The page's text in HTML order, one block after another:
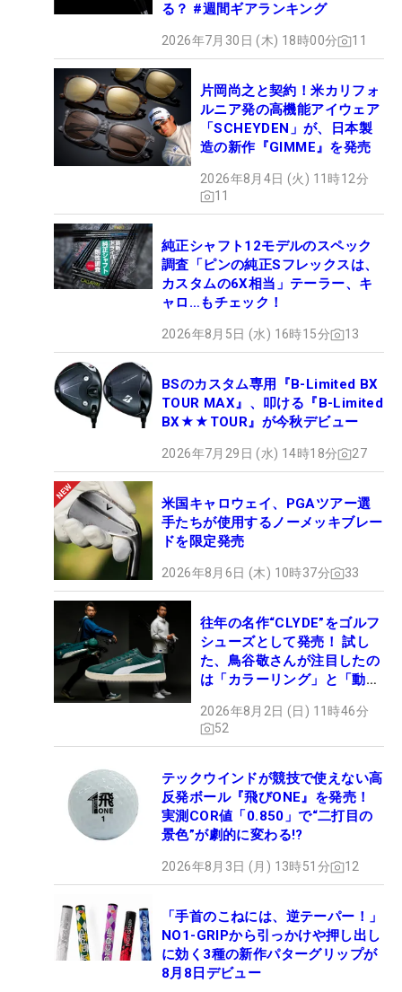
る？ #週間ギアランキング
2026年7月30日 (木) 18時00分 11
片岡尚之と契約！米カリフォ
ルニア発の高機能アイウェア
「SCHEYDEN」が、日本製
造の新作『GIMME』を発売
2026年8月4日 (火) 11時12分
11
純正シャフト12モデルのスペック
調査「ピンの純正Sフレックスは、
カスタムの6X相当」テーラー、キ
ャロ…もチェック！
2026年8月5日 (水) 16時15分 13
BSのカスタム専用『B-Limited BX
TOUR MAX』、叩ける『B-Limited
BX★★TOUR』が今秋デビュー
2026年7月29日 (水) 14時18分 27
米国キャロウェイ、PGAツアー選
手たちが使用するノーメッキブレー
ドを限定発売
2026年8月6日 (木) 10時37分 33
往年の名作“CLYDE”をゴルフ
シューズとして発売！ 試し
た、鳥谷敬さんが注目したの
は「カラーリング」と「動き
2026年8月2日 (日) 11時46分
52
テックウインドが競技で使えない高
反発ボール『飛びONE』を発売！
実測COR値「0.850」で“二打目の
景色”が劇的に変わる!?
2026年8月3日 (月) 13時51分 12
「手首のこねには、逆テーパー！」
NO1-GRIPから引っかけや押し出し
に効く3種の新作パターグリップが
8月8日デビュー